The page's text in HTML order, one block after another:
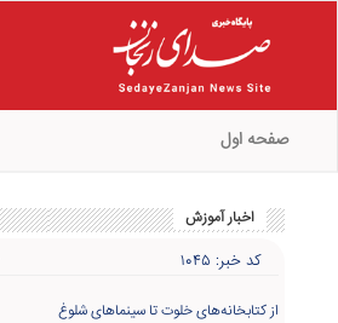
صفحه اول
اخبار آموزش
کد خبر: ۱۰۴۵
از کتابخانه‌های خلوت تا سینماهای شلوغ